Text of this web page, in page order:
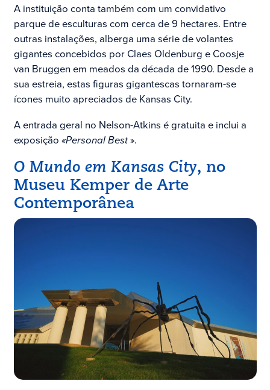
A instituição conta também com um convidativo
parque de esculturas com cerca de 9 hectares. Entre
outras instalações, alberga uma série de volantes
gigantes concebidos por Claes Oldenburg e Coosje
van Bruggen em meados da década de 1990. Desde a
sua estreia, estas figuras gigantescas tornaram-se
ícones muito apreciados de Kansas City.
A entrada geral no Nelson-Atkins é gratuita e inclui a
exposição «Personal Best».
O Mundo em Kansas City, no
Museu Kemper de Arte
Contemporânea